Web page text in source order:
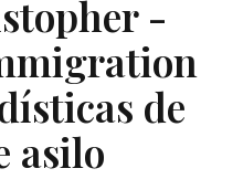
-
de
asilo